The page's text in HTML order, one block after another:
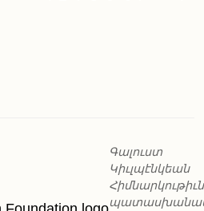
գիշերը
Գալուստ
Կիւլպէնկեան